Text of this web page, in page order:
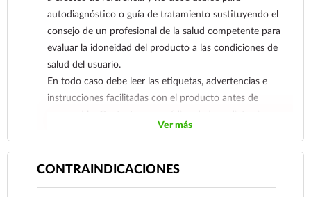
Mometasona durante dos a cuatro semanas antes
del comienzo previsto de la estación del polen.
El Furoato de Mometasona en Spray nasal
también está indicado para el tratamiento de los
síntomas asociados a rinosinusitis aguda en
pacientes a partir de 12 años de edad que no
presenten síntomas ni signos de infección
bacteriana. También está indicado como
antibioticoterapia, para los cuadros de
rinosinusitis aguda de pacientes adultos y
adolescentes mayores de 12 años.
autodiagnóstico o guía de tratamiento sustituyendo el
consejo de un profesional de la salud competente para
evaluar la idoneidad del producto a las condiciones de
salud del usuario.
En todo caso debe leer las etiquetas, advertencias e
instrucciones facilitadas con el producto antes de
consumirlo. Contacte a su médico de inmediato si
sospecha que tiene un problema de salud.
Ver más
CONTRAINDICACIONES